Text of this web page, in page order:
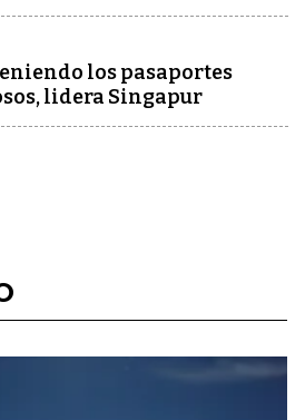
los pasaportes
lidera Singapur